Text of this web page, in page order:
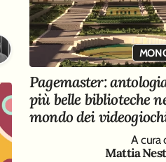
Pagemaster:
più belle biblioteche
mondo dei
A cura
Mattia